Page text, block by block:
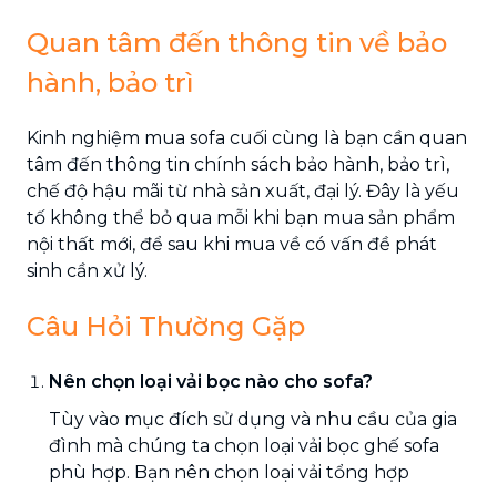
Quan tâm đến thông tin về bảo
hành, bảo trì
Kinh nghiệm mua sofa cuối cùng là bạn cần quan
tâm đến thông tin chính sách bảo hành, bảo trì,
chế độ hậu mãi từ nhà sản xuất, đại lý. Đây là yếu
tố không thể bỏ qua mỗi khi bạn mua sản phẩm
nội thất mới, để sau khi mua về có vấn đề phát
sinh cần xử lý.
Câu Hỏi Thường Gặp
Nên chọn loại vải bọc nào cho sofa?
Tùy vào mục đích sử dụng và nhu cầu của gia
đình mà chúng ta chọn loại vải bọc ghế sofa
phù hợp. Bạn nên chọn loại vải tổng hợp